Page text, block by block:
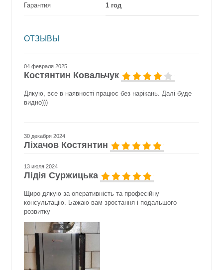
Гарантия 1 год
ОТЗЫВЫ
04 февраля 2025
Костянтин Ковальчук
Дякую, все в наявності працює без нарікань. Далі буде
видно)))
30 декабря 2024
Ліхачов Костянтин
13 июля 2024
Лідія Суржицька
Щиро дякую за оперативність та професійну
консультацію. Бажаю вам зростання і подальшого
розвитку